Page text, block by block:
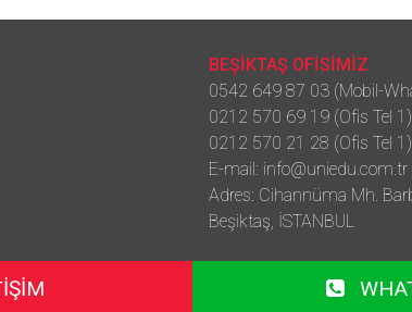
BEŞİKTAŞ OFİSİMİZ
0542 649 87 03 (Mobil-
0212 570 69 19 (Ofis Tel 1)
0212 570 21 28 (Ofis Tel 1)
E-mail: info@uniedu.com.tr
Adres: Cihannüma Mh.
Beşiktaş, İSTANBUL